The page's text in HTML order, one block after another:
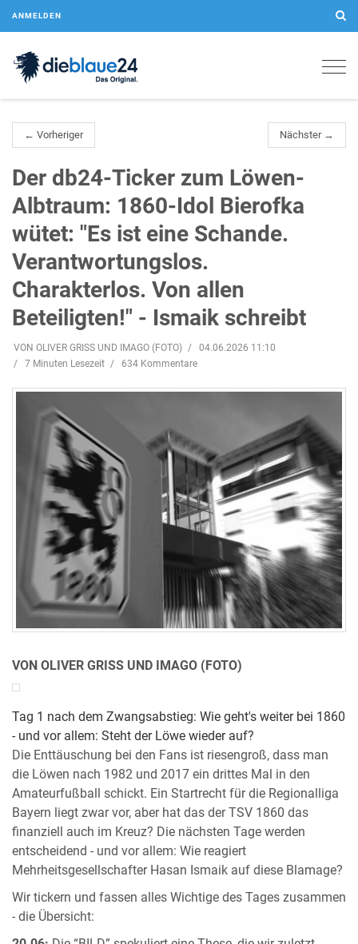
ANMELDEN
← Vorheriger Nächster →
Der db24-Ticker zum Löwen-
Albtraum: 1860-Idol Bierofka
wütet: "Es ist eine Schande.
Verantwortungslos.
Charakterlos. Von allen
Beteiligten!" - Ismaik schreibt
VON OLIVER GRISS UND IMAGO (FOTO)
04.06.2026 11:10
7 Minuten Lesezeit
634 Kommentare
VON OLIVER GRISS UND IMAGO (FOTO)
Tag 1 nach dem Zwangsabstieg: Wie geht's weiter bei 1860
- und vor allem: Steht der Löwe wieder auf?
Die Enttäuschung bei den Fans ist riesengroß, dass man
die Löwen nach 1982 und 2017 ein drittes Mal in den
Amateurfußball schickt. Ein Startrecht für die Regionalliga
Bayern liegt zwar vor, aber hat das der TSV 1860 das
finanziell auch im Kreuz? Die nächsten Tage werden
entscheidend - und vor allem: Wie reagiert
Mehrheitsgesellschafter Hasan Ismaik auf diese Blamage?
Wir tickern und fassen alles Wichtige des Tages zusammen
- die Übersicht: